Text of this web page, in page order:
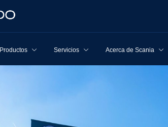
Productos Servicios Acerca de Scania